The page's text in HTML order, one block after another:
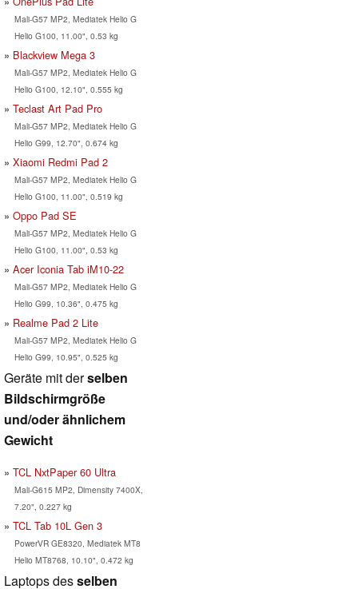
Mali-G57 MP2, Mediatek Helio G
Helio G100, 11.00", 0.53 kg
Blackview Mega 3
Mali-G57 MP2, Mediatek Helio G
Helio G100, 12.10", 0.555 kg
Teclast Art Pad Pro
Mali-G57 MP2, Mediatek Helio G
Helio G99, 12.70", 0.674 kg
Xiaomi Redmi Pad 2
Mali-G57 MP2, Mediatek Helio G
Helio G100, 11.00", 0.519 kg
Oppo Pad SE
Mali-G57 MP2, Mediatek Helio G
Helio G100, 11.00", 0.53 kg
Acer Iconia Tab iM10-22
Mali-G57 MP2, Mediatek Helio G
Helio G99, 10.36", 0.475 kg
Realme Pad 2 Lite
Mali-G57 MP2, Mediatek Helio G
Helio G99, 10.95", 0.525 kg
Geräte mit derselben
Bildschirmgröße
und/oder ähnlichem
Gewicht
TCL NxtPaper 60 Ultra
Mali-G615 MP2, Dimensity 7400X,
7.20", 0.227 kg
TCL Tab 10L Gen 3
PowerVR GE8320, Mediatek MT8
Helio MT8768, 10.10", 0.472 kg
Laptops desselben